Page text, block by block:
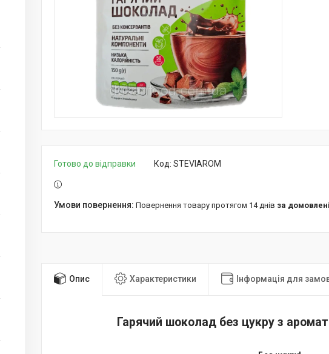
Готово до відправки Код: STEVIAROM
повернення товару протягом 14 днів за
Опис Характеристики Інформація для
Гарячий шоколад без цукру з